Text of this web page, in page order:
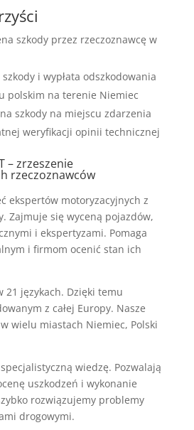
szkody przez rzeczoznawcę w
i wypłata odszkodowania
polskim na terenie Niemiec
szkody na miejscu zdarzenia
weryfikacji opinii technicznej
– zrzeszenie
rzeczoznawców
ekspertów motoryzacyjnych z
Zajmuje się wyceną pojazdów,
i ekspertyzami. Pomaga
i firmom ocenić stan ich
21 językach. Dzięki temu
z całej Europy. Nasze
wielu miastach Niemiec, Polski
wiedzę. Pozwalają
uszkodzeń i wykonanie
rozwiązujemy problemy
drogowymi.